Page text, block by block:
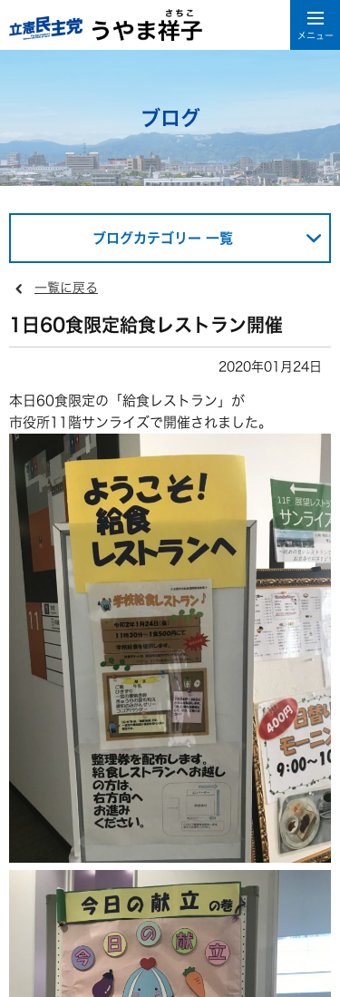
ブログ
ブログカテゴリー 一覧
一覧に戻る
1日60食限定給食レストラン開催
2020年01月24日
本日60食限定の「給食レストラン」が
市役所11階サンライズで開催されました。